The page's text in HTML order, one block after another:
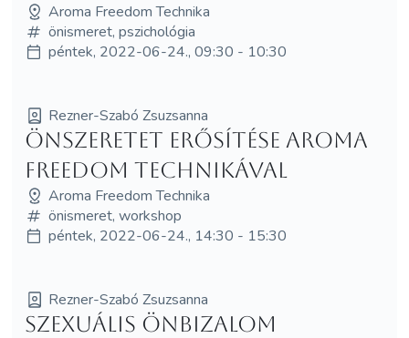
Aroma Freedom Technika
önismeret, pszichológia
péntek, 2022-06-24., 09:30 - 10:30
Rezner-Szabó Zsuzsanna
Önszeretet erősítése Aroma
Freedom Technikával
Aroma Freedom Technika
önismeret, workshop
péntek, 2022-06-24., 14:30 - 15:30
Rezner-Szabó Zsuzsanna
Szexuális önbizalom